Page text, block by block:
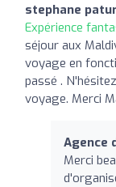
stephane
Expérience
séjour aux
voyage en
passé .
voyage. Merci
Agence
Merci